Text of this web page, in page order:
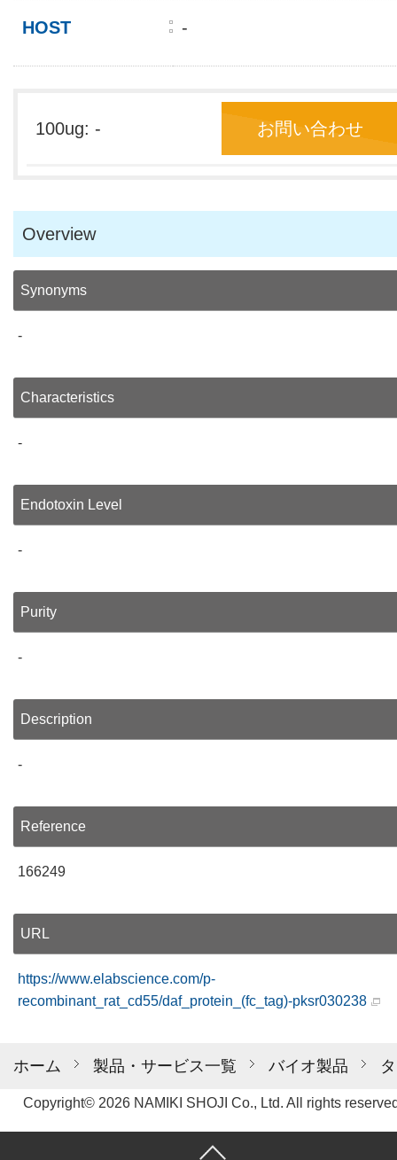
ホーム 製品・サービス一覧 バイオ製品
HOST -
100ug: - お問い合わせ
Overview
Synonyms
-
Characteristics
-
Endotoxin Level
-
Purity
-
Description
-
Reference
166249
URL
https://www.elabscience.com/p-
recombinant_rat_cd55/daf_protein_(fc_tag)-pksr030238
Copyright© 2026 NAMIKI SHOJI Co., Ltd. All rights